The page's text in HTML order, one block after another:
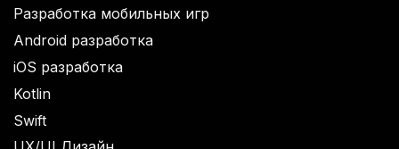
Разработка мобильных игр
Android разработка
iOS разработка
Kotlin
Swift